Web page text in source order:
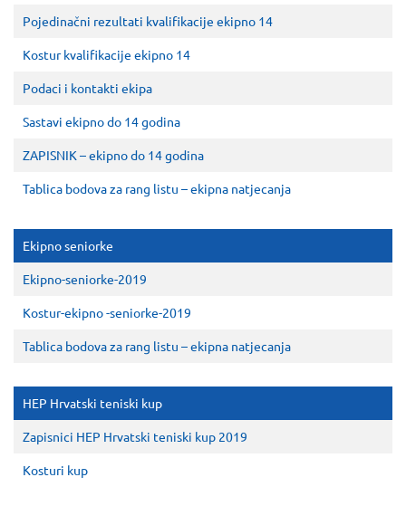
Pojedinačni rezultati kvalifikacije ekipno 14
Kostur kvalifikacije ekipno 14
Podaci i kontakti ekipa
Sastavi ekipno do 14 godina
ZAPISNIK – ekipno do 14 godina
Tablica bodova za rang listu – ekipna natjecanja
Ekipno seniorke
Ekipno-seniorke-2019
Kostur-ekipno -seniorke-2019
Tablica bodova za rang listu – ekipna natjecanja
HEP Hrvatski teniski kup
Zapisnici HEP Hrvatski teniski kup 2019
Kosturi kup